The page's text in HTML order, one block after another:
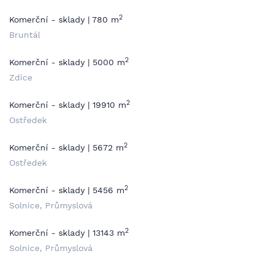
Komerční - sklady | 780 m2
Bruntál
Komerční - sklady | 5000 m2
Zdice
Komerční - sklady | 19910 m2
Ostředek
Komerční - sklady | 5672 m2
Ostředek
Komerční - sklady | 5456 m2
Solnice, Průmyslová
Komerční - sklady | 13143 m2
Solnice, Průmyslová